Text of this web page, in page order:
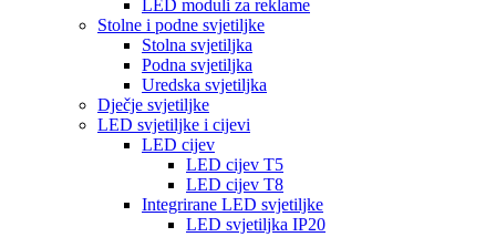
LED moduli za reklame
Stolne i podne svjetiljke
Stolna svjetiljka
Podna svjetiljka
Uredska svjetiljka
Dječje svjetiljke
LED svjetiljke i cijevi
LED cijev
LED cijev T5
LED cijev T8
Integrirane LED svjetiljke
LED svjetiljka IP20